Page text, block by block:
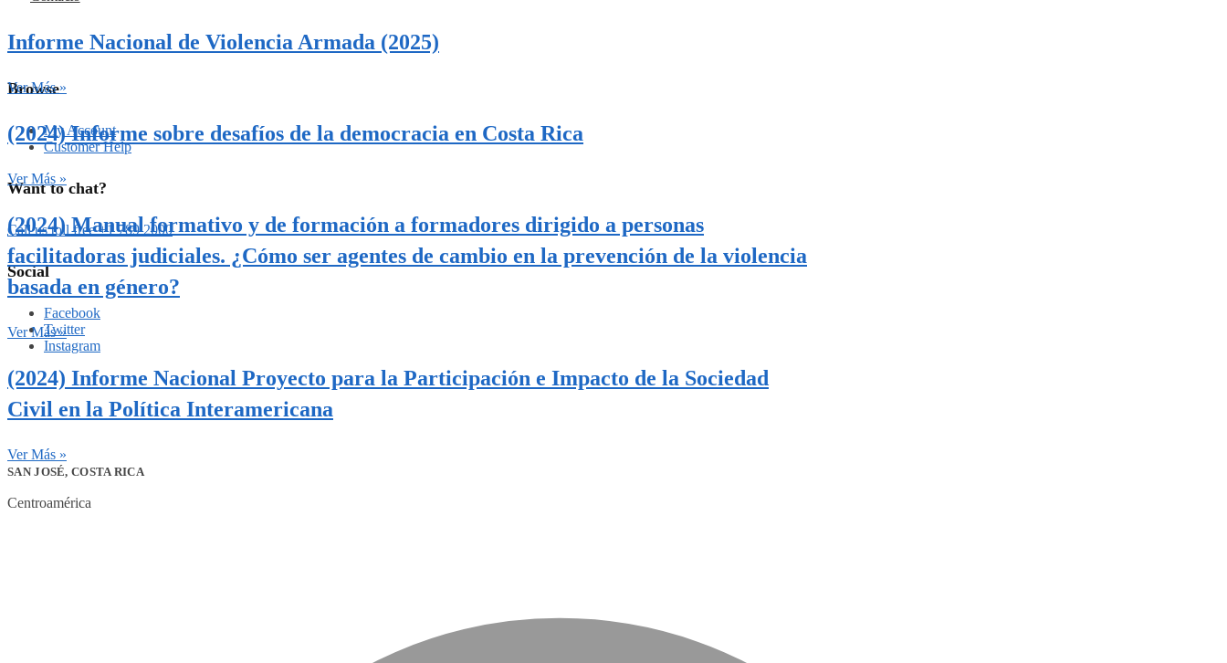
Browse
My Account
Customer Help
Want to chat?
Call us toll free +1 789 2000
Social
Facebook
Twitter
Instagram
Informe Nacional de Violencia Armada (2025)
Ver Más »
(2024) Informe sobre desafíos de la democracia en Costa Rica
Ver Más »
(2024) Manual formativo y de formación a formadores dirigido a personas
facilitadoras judiciales. ¿Cómo ser agentes de cambio en la prevención de la violencia
basada en género?
Ver Más »
(2024) Informe Nacional Proyecto para la Participación e Impacto de la Sociedad
Civil en la Política Interamericana
Ver Más »
SAN JOSÉ, COSTA RICA
Centroamérica